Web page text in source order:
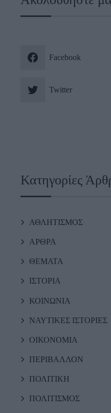
Facebook
Twitter
Κατηγορίες
ΑΘΛΗΤΙΣΜΟΣ
ΑΡΘΡΑ
ΘΕΜΑΤΑ
ΙΣΤΟΡΙΑ
ΚΟΙΝΩΝΙΑ
ΝΑΥΤΙΚΕΣ ΙΣΤΟΡΙΕΣ
ΟΙΚΟΝΟΜΙΑ
ΠΕΡΙΒΑΛΛΟΝ
ΠΟΛΙΤΙΚΗ
ΠΟΛΙΤΙΣΜΟΣ